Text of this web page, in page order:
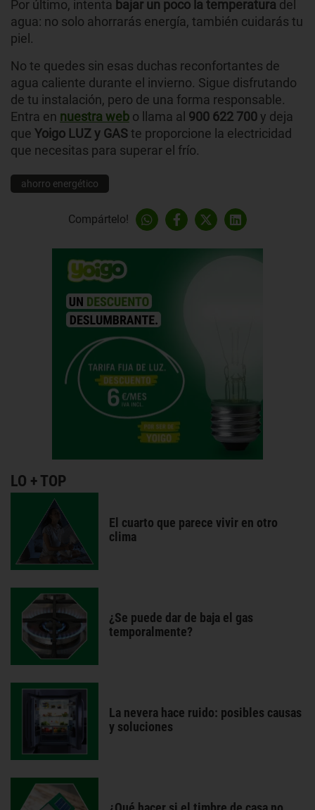
Por último, intenta bajar un poco la temperatura del
agua: no solo ahorrarás energía, también cuidarás tu
piel.
No te quedes sin esas duchas reconfortantes de
agua caliente durante el invierno. Sigue disfrutando
de tu instalación, pero de una forma responsable.
Entra en nuestra web o llama al 900 622 700y deja
que Yoigo LUZ y GASte proporcione la electricidad
que necesitas para superar el frío.
ahorro energético
Compártelo!
LO + TOP
El cuarto que parece vivir en otro
clima
¿Se puede dar de baja el gas
temporalmente?
La nevera hace ruido: posibles causas
y soluciones